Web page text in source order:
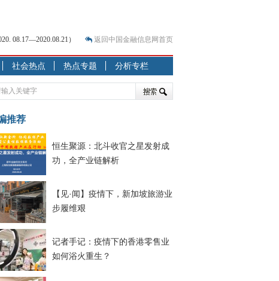
08.17—2020.08.21）
生？
突围之旅
07.27—2020.07.31）
“跷跷板” 结构性失衡藏
显下行
现最弱
人
链解析
返回中国金融信息网首页
社会热点 热点专题 分析专栏
推荐
恒生聚源：北斗收官之星发射成
功，全产业链解析
【见·闻】疫情下，新加坡旅游业
步履维艰
记者手记：疫情下的香港零售业
如何浴火重生？